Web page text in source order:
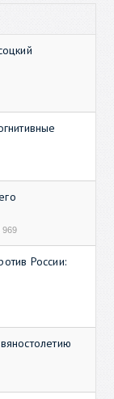
969
России: